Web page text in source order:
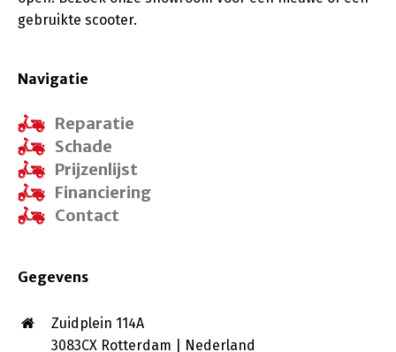
gebruikte scooter.
Navigatie
Reparatie
Schade
Prijzenlijst
Financiering
Contact
Gegevens
Zuidplein 114A
3083CX Rotterdam | Nederland